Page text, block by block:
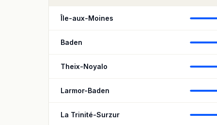
Île-aux-Moines
Baden
Theix-Noyalo
Larmor-Baden
La Trinité-Surzur